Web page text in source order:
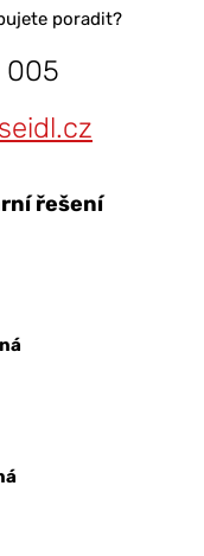
poradit?
005
řešení